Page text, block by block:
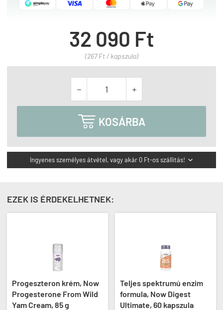
32 090 Ft
(267 Ft / kapszula)
 
 KOSÁRBA
Ingyenes személyes átvétel, vagy akár 0 Ft-os szállítás! 
EZEK IS ÉRDEKELHETNEK:
Progeszteron krém, Now
Progesterone From Wild
Yam Cream, 85 g
Teljes spektrumú enzim
formula, Now Digest
Ultimate, 60 kapszula